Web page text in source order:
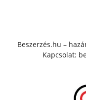
Beszerzés.hu –
Kapcsolat: